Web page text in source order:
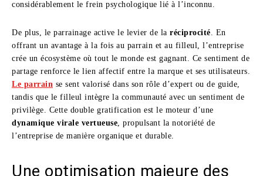
considérablement le frein psychologique lié à l’inconnu.
De plus, le parrainage active le levier de la réciprocité. En
offrant un avantage à la fois au parrain et au filleul, l’entreprise
crée un écosystème où tout le monde est gagnant. Ce sentiment de
partage renforce le lien affectif entre la marque et ses utilisateurs.
Le parrain se sent valorisé dans son rôle d’expert ou de guide,
tandis que le filleul intègre la communauté avec un sentiment de
privilège. Cette double gratification est le moteur d’une
dynamique virale vertueuse, propulsant la notoriété de
l’entreprise de manière organique et durable.
Une optimisation majeure des